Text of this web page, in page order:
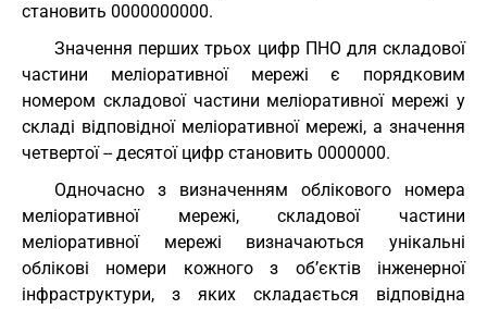
становить 0000000000.
Значення перших трьох цифр ПНО для складової
частини меліоративної мережі є порядковим
номером складової частини меліоративної мережі у
складі відповідної меліоративної мережі, а значення
четвертої -- десятої цифр становить 0000000.
Одночасно з визначенням облікового номера
меліоративної мережі, складової частини
меліоративної мережі визначаються унікальні
облікові номери кожного з об’єктів інженерної
інфраструктури, з яких складається відповідна